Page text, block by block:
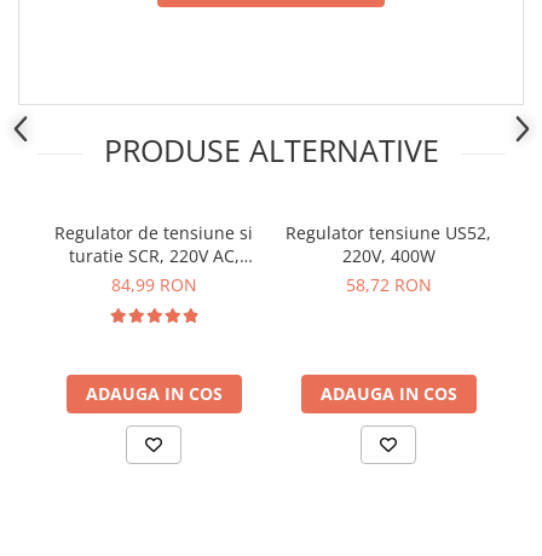
Placi de Expansiune
Componente Electronice
Acumulatori si Baterii
Acumulatori
Contoare si Relee Electrice
Sigurante Automate
Sigurante Fuzibile
Sigurante Diferentiale RCBO
PRODUSE ALTERNATIVE
Regulator de tensiune si
turatie SCR, 220V AC,
10000W, control variabil
84,99 RON
ADAUGA IN COS
Regulator tensiune US52,
220V, 400W
58,72 RON
ADAUGA IN COS